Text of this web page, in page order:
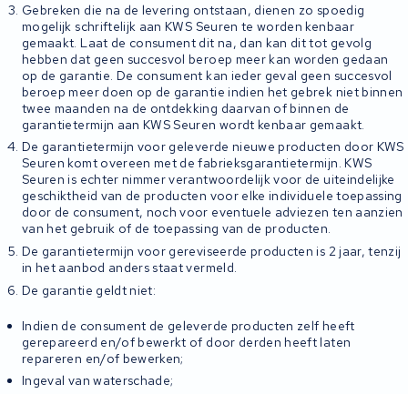
Gebreken die na de levering ontstaan, dienen zo spoedig
mogelijk schriftelijk aan KWS Seuren te worden kenbaar
gemaakt. Laat de consument dit na, dan kan dit tot gevolg
hebben dat geen succesvol beroep meer kan worden gedaan
op de garantie. De consument kan ieder geval geen succesvol
beroep meer doen op de garantie indien het gebrek niet binnen
twee maanden na de ontdekking daarvan of binnen de
garantietermijn aan KWS Seuren wordt kenbaar gemaakt.
De garantietermijn voor geleverde nieuwe producten door KWS
Seuren komt overeen met de fabrieksgarantietermijn. KWS
Seuren is echter nimmer verantwoordelijk voor de uiteindelijke
geschiktheid van de producten voor elke individuele toepassing
door de consument, noch voor eventuele adviezen ten aanzien
van het gebruik of de toepassing van de producten.
De garantietermijn voor gereviseerde producten is 2 jaar, tenzij
in het aanbod anders staat vermeld.
De garantie geldt niet:
Indien de consument de geleverde producten zelf heeft
gerepareerd en/of bewerkt of door derden heeft laten
repareren en/of bewerken;
Ingeval van waterschade;